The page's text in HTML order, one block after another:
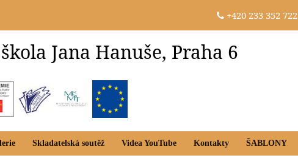
+420 233 352 722
Jana Hanuše, Praha 6
Skladatelská soutěž Videa YouTube Kontakty ŠABLONY